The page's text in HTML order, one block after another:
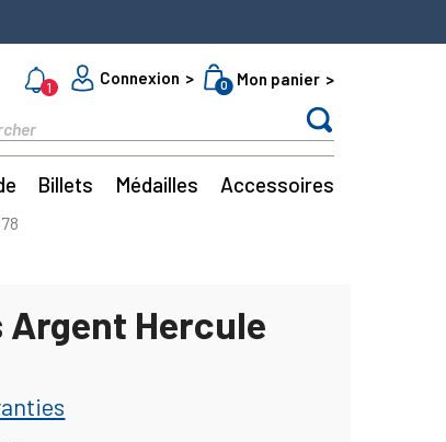
1
Connexion 0 Mon panier
Billets Médailles Accessoires
Argent Hercule